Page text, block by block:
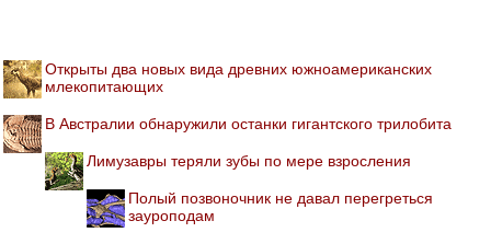
Открыты два новых вида древних южноамериканских
млекопитающих
В Австралии обнаружили останки гигантского трилобита
Лимузавры теряли зубы по мере взросления
Полый позвоночник не давал перегреться
зауроподам